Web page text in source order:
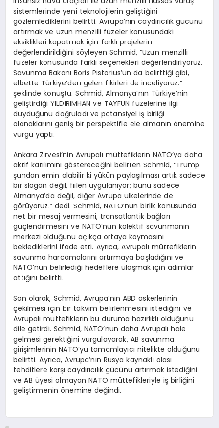
sistemlerinde yeni teknolojilerin geliştiğini
gözlemlediklerini belirtti. Avrupa’nın caydırıcılık gücünü
artırmak ve uzun menzilli füzeler konusundaki
eksiklikleri kapatmak için farklı projelerin
değerlendirildiğini söyleyen Schmid, “Uzun menzilli
füzeler konusunda farklı seçenekleri değerlendiriyoruz.
Savunma Bakanı Boris Pistorius’un da belirttiği gibi,
elbette Türkiye’den gelen fikirleri de inceliyoruz.”
şeklinde konuştu. Schmid, Almanya’nın Türkiye’nin
geliştirdiği YILDIRIMHAN ve TAYFUN füzelerine ilgi
duyduğunu doğruladı ve potansiyel iş birliği
olanaklarını geniş bir perspektifle ele almanın önemine
vurgu yaptı.
Ankara Zirvesi’nin Avrupalı müttefiklerin NATO’ya daha
aktif katılımını göstereceğini belirten Schmid, “Trump
şundan emin olabilir ki yükün paylaşılması artık sadece
bir slogan değil, fiilen uygulanıyor; bunu sadece
Almanya’da değil, diğer Avrupa ülkelerinde de
görüyoruz.” dedi. Schmid, NATO’nun birlik konusunda
net bir mesaj vermesini, transatlantik bağları
güçlendirmesini ve NATO’nun kolektif savunmanın
merkezi olduğunu açıkça ortaya koymasını
beklediklerini ifade etti. Ayrıca, Avrupalı müttefiklerin
savunma harcamalarını artırmaya başladığını ve
NATO’nun belirlediği hedeflere ulaşmak için adımlar
attığını belirtti.
Son olarak, Schmid, Avrupa’nın ABD askerlerinin
çekilmesi için bir takvim belirlenmesini istediğini ve
Avrupalı müttefiklerin bu duruma hazırlıklı olduğunu
dile getirdi. Schmid, NATO’nun daha Avrupalı hale
gelmesi gerektiğini vurgulayarak, AB savunma
girişimlerinin NATO’yu tamamlayıcı nitelikte olduğunu
belirtti. Ayrıca, Avrupa’nın Rusya kaynaklı olası
tehditlere karşı caydırıcılık gücünü artırmak istediğini
ve AB üyesi olmayan NATO müttefikleriyle iş birliğini
geliştirmenin önemine değindi.